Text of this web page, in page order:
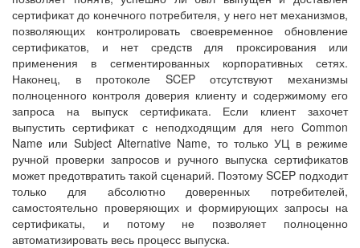
сертификат до конечного потребителя, у него нет механизмов,
позволяющих контролировать своевременное обновление
сертификатов, и нет средств для проксирования или
применения в сегментированных корпоративных сетях.
Наконец, в протоколе SCEP отсутствуют механизмы
полноценного контроля доверия клиенту и содержимому его
запроса на выпуск сертификата. Если клиент захочет
выпустить сертификат с неподходящим для него Common
Name или Subject Alternative Name, то только УЦ в режиме
ручной проверки запросов и ручного выпуска сертификатов
может предотвратить такой сценарий. Поэтому SCEP подходит
только для абсолютно доверенных потребителей,
самостоятельно проверяющих и формирующих запросы на
сертификаты, и потому не позволяет полноценно
автоматизировать весь процесс выпуска.